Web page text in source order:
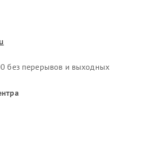
без перерывов и выходных